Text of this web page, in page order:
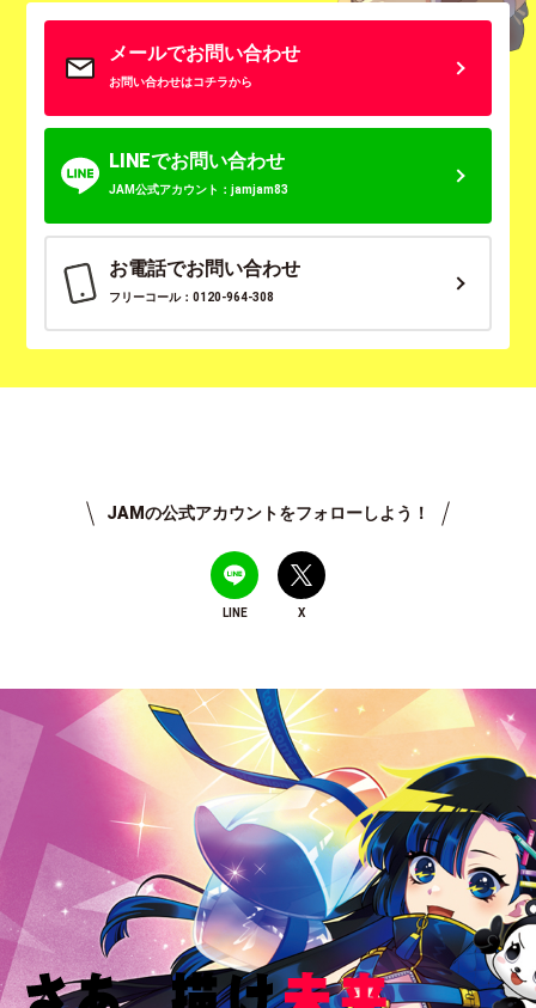
メールでお問い合わせ
お問い合わせはコチラから
LINEでお問い合わせ
JAM公式アカウント：jamjam83
お電話でお問い合わせ
フリーコール：0120-964-308
JAMの公式アカウントをフォローしよう！
LINE X